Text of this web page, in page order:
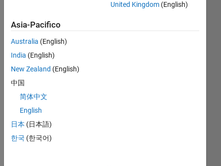
wo
uld
like
kno
w
United Kingdom(English)
Asia-Pacifico
Australia (English)
India (English)
New Zealand (English)
中国
简体中文
English
日本 (日本語)
한국 (한국어)